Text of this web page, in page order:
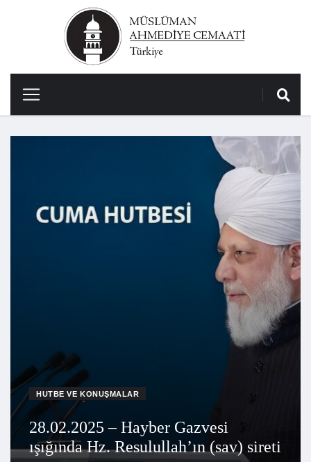
HUTBE VE KONUŞMALAR
28.02.2025 – Hayber Gazvesi
ışığında Hz. Resulullah’ın (sav) sireti